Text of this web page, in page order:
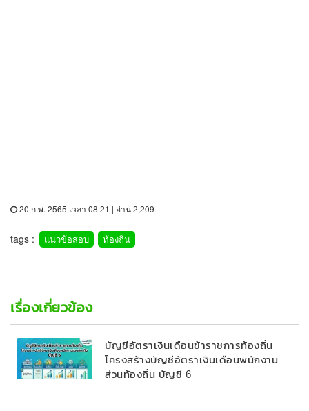
20 ก.พ. 2565 เวลา 08:21 | อ่าน 2,209
tags : แนวข้อสอบ ท้องถิ่น
เรื่องเกี่ยวข้อง
บัญชีอัตราเงินเดือนข้าราชการท้องถิ่น
โครงสร้างบัญชีอัตราเงินเดือนพนักงาน
ส่วนท้องถิ่น บัญชี 6